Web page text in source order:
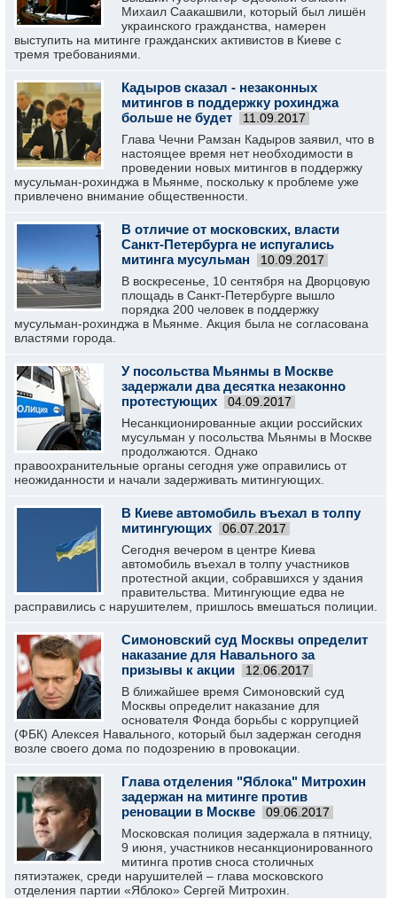
Михаил Саакашвили, который был лишён
украинского гражданства, намерен
выступить на митинге гражданских активистов в Киеве с
тремя требованиями.
Кадыров сказал - незаконных
митингов в поддержку рохинджа
больше не будет
11.09.2017
Глава Чечни Рамзан Кадыров заявил, что в
настоящее время нет необходимости в
проведении новых митингов в поддержку
мусульман-рохинджа в Мьянме, поскольку к проблеме уже
привлечено внимание общественности.
В отличие от московских, власти
Санкт-Петербурга не испугались
митинга мусульман
10.09.2017
В воскресенье, 10 сентября на Дворцовую
площадь в Санкт-Петербурге вышло
порядка 200 человек в поддержку
мусульман-рохинджа в Мьянме. Акция была не согласована
властями города.
У посольства Мьянмы в Москве
задержали два десятка незаконно
протестующих
04.09.2017
Несанкционированные акции российских
мусульман у посольства Мьянмы в Москве
продолжаются. Однако
правоохранительные органы сегодня уже оправились от
неожиданности и начали задерживать митингующих.
В Киеве автомобиль въехал в толпу
митингующих
06.07.2017
Сегодня вечером в центре Киева
автомобиль въехал в толпу участников
протестной акции, собравшихся у здания
правительства. Митингующие едва не
расправились с нарушителем, пришлось вмешаться полиции.
Симоновский суд Москвы определит
наказание для Навального за
призывы к акции
12.06.2017
В ближайшее время Симоновский суд
Москвы определит наказание для
основателя Фонда борьбы с коррупцией
(ФБК) Алексея Навального, который был задержан сегодня
возле своего дома по подозрению в провокации.
Глава отделения "Яблока" Митрохин
задержан на митинге против
реновации в Москве
09.06.2017
Московская полиция задержала в пятницу,
9 июня, участников несанкционированного
митинга против сноса столичных
пятиэтажек, среди нарушителей – глава московского
отделения партии «Яблоко» Сергей Митрохин.